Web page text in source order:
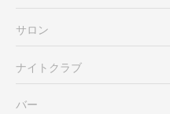
サロン
ナイトクラブ
バー